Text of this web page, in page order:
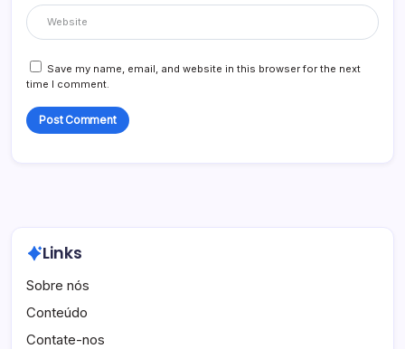
Save my name, email, and website in this browser for the next
time I comment.
Links
Sobre nós
Conteúdo
Contate-nos